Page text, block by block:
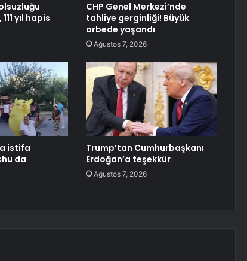
yıl hapis
CHP Genel Merkezi’nde
tahliye gerginliği! Büyük
arbede yaşandı
Ağustos 7, 2026
istifa
da
Trump’tan Cumhurbaşkanı
Erdoğan’a teşekkür
Ağustos 7, 2026